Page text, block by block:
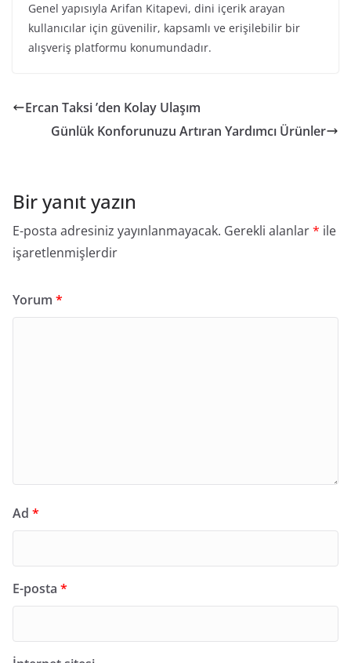
Genel yapısıyla Arifan Kitapevi, dini içerik arayan
kullanıcılar için güvenilir, kapsamlı ve erişilebilir bir
alışveriş platformu konumundadır.
Ercan Taksi ’den Kolay Ulaşım
Günlük Konforunuzu Artıran Yardımcı Ürünler
Bir yanıt yazın
E-posta adresiniz yayınlanmayacak. Gerekli alanlar* ile
işaretlenmişlerdir
Yorum *
Ad *
E-posta *